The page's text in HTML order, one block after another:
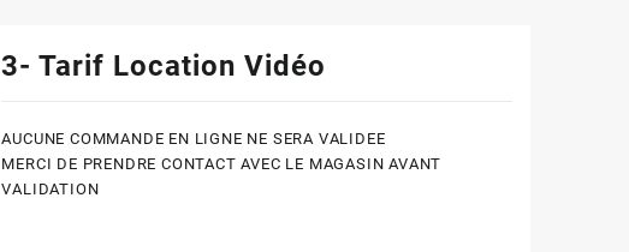
3- Tarif Location Vidéo
AUCUNE COMMANDE EN LIGNE NE SERA VALIDEE
MERCI DE PRENDRE CONTACT AVEC LE MAGASIN AVANT
VALIDATION